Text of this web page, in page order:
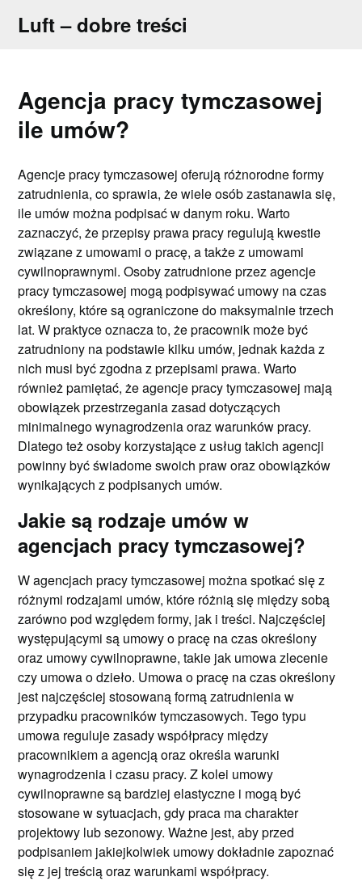
Luft – dobre treści
Agencja pracy tymczasowej
ile umów?
Agencje pracy tymczasowej oferują różnorodne formy
zatrudnienia, co sprawia, że wiele osób zastanawia się,
ile umów można podpisać w danym roku. Warto
zaznaczyć, że przepisy prawa pracy regulują kwestie
związane z umowami o pracę, a także z umowami
cywilnoprawnymi. Osoby zatrudnione przez agencje
pracy tymczasowej mogą podpisywać umowy na czas
określony, które są ograniczone do maksymalnie trzech
lat. W praktyce oznacza to, że pracownik może być
zatrudniony na podstawie kilku umów, jednak każda z
nich musi być zgodna z przepisami prawa. Warto
również pamiętać, że agencje pracy tymczasowej mają
obowiązek przestrzegania zasad dotyczących
minimalnego wynagrodzenia oraz warunków pracy.
Dlatego też osoby korzystające z usług takich agencji
powinny być świadome swoich praw oraz obowiązków
wynikających z podpisanych umów.
Jakie są rodzaje umów w
agencjach pracy tymczasowej?
W agencjach pracy tymczasowej można spotkać się z
różnymi rodzajami umów, które różnią się między sobą
zarówno pod względem formy, jak i treści. Najczęściej
występującymi są umowy o pracę na czas określony
oraz umowy cywilnoprawne, takie jak umowa zlecenie
czy umowa o dzieło. Umowa o pracę na czas określony
jest najczęściej stosowaną formą zatrudnienia w
przypadku pracowników tymczasowych. Tego typu
umowa reguluje zasady współpracy między
pracownikiem a agencją oraz określa warunki
wynagrodzenia i czasu pracy. Z kolei umowy
cywilnoprawne są bardziej elastyczne i mogą być
stosowane w sytuacjach, gdy praca ma charakter
projektowy lub sezonowy. Ważne jest, aby przed
podpisaniem jakiejkolwiek umowy dokładnie zapoznać
się z jej treścią oraz warunkami współpracy.